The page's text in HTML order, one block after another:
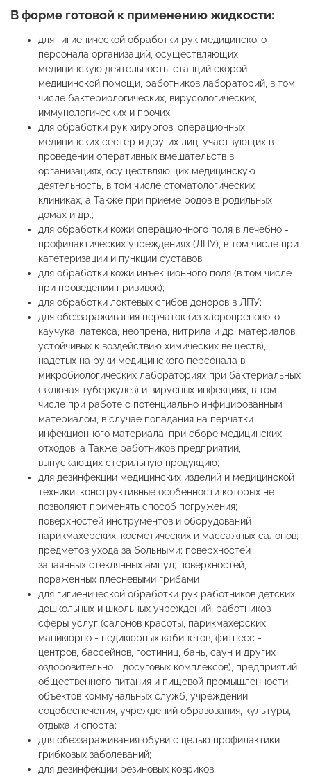
В форме готовой к применению жидкости:
для гигиенической обработки рук медицинского
персонала организаций, осуществляющих
медицинскую деятельность, станций скорой
медицинской помощи, работников лабораторий, в том
числе бактериологических, вирусологических,
иммунологических и прочих;
для обработки рук хирургов, операционных
медицинских сестер и других лиц, участвующих в
проведении оперативных вмешательств в
организациях, осуществляющих медицинскую
деятельность, в том числе стоматологических
клиниках, а Также при приеме родов в родильных
домах и др.;
для обработки кожи операционного поля в лечебно -
профилактических учреждениях (ЛПУ), в том числе при
катетеризации и пункции суставов;
для обработки кожи инъекционного поля (в том числе
при проведении прививок);
для обработки локтевых сгибов доноров в ЛПУ;
для обеззараживания перчаток (из хлоропренового
каучука, латекса, неопрена, нитрила и др. материалов,
устойчивых к воздействию химических веществ),
надетых на руки медицинского персонала в
микробиологических лабораториях при бактериальных
(включая туберкулез) и вирусных инфекциях, в том
числе при работе с потенциально инфицированным
материалом, в случае попадания на перчатки
инфекционного материала; при сборе медицинских
отходов; а Также работников предприятий,
выпускающих стерильную продукцию;
для дезинфекции медицинских изделий и медицинской
техники, конструктивные особенности которых не
позволяют применять способ погружения;
поверхностей инструментов и оборудований
парикмахерских, косметических и массажных салонов;
предметов ухода за больными; поверхностей
запаянных стеклянных ампул; поверхностей,
пораженных плесневыми грибами
для гигиенической обработки рук работников детских
дошкольных и школьных учреждений, работников
сферы услуг (салонов красоты, парикмахерских,
маникюрно - педикюрных кабинетов, фитнесс -
центров, бассейнов, гостиниц, бань, саун и других
оздоровительно - досуговых комплексов), предприятий
общественного питания и пищевой промышленности,
объектов коммунальных служб, учреждений
соцобеспечения, учреждений образования, культуры,
отдыха и спорта;
для обеззараживания обуви с целью профилактики
грибковых заболеваний;
для дезинфекции резиновых ковриков;